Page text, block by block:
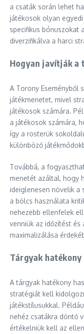
a csaták során lehet
játékosok olyan
specifikus bónuszokat
diverzifikálva a harci
Hogyan javítják a
A Torony Eseményből
játékmenetet, mivel
játékosok számára.
a játékosok számára,
így a rosterük
különböző
Továbbá, a
menetét azáltal, hogy
ideiglenesen növelik a
a bölcs használata
nehezebb ellenfelek
venniük az időzítést
maximalizálása
Tárgyak
A tárgyak hatékony
stratégiát kell
játékstílusukkal.
nehéz csatákra döntő
értékelniük kell az